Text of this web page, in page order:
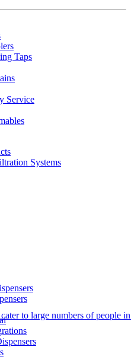
to large numbers of people
Taps
Service
Systems